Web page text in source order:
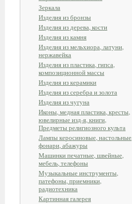
Зеркала
Изделия из бронзы
Изделия из дерева, кости
Изделия из камня
Изделия из мельхиора, латуни,
нержавейка
Изделия из пластика, гипса,
композиционной массы
Изделия из керамики
Изделия из серебра и золота
Изделия из чугуна
Иконы, медная пластика, кресты,
ювелирные изд-я, книги,
Предметы религиозного культа
Лампы керосиновые,
фонари, абажуры
Машинки печатные, швейные,
мебель, телефоны
Музыкальные инструменты,
патефоны, приемники,
радиотехника
Картинная галерея